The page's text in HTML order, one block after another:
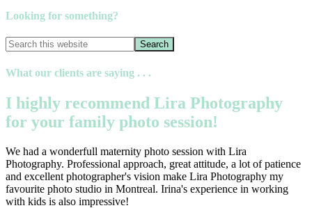
Looking for something?
What our clients are saying . . .
I highly recommend Lira Photography
for your family photo session!
We had a wonderfull maternity photo session with Lira
Photography. Professional approach, great attitude, a lot of patience
and excellent photographer's vision make Lira Photography my
favourite photo studio in Montreal. Irina's experience in working
with kids is also impressive!